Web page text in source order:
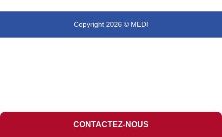
Copyright 2026 © MEDI
CONTACTEZ-NOUS